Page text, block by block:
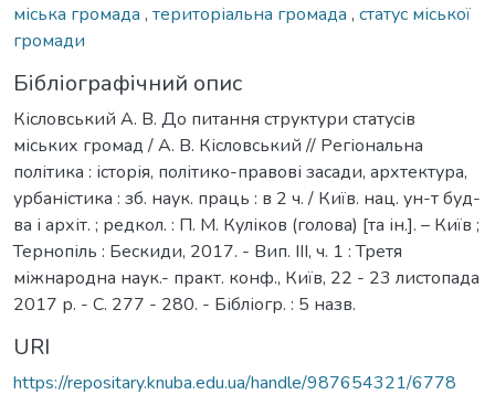
міська громада , територіальна громада , статус міської
громади
Бібліографічний опис
Кісловський А. В. До питання структури статусів
міських громад / А. В. Кісловський // Регіональна
політика : історія, політико-правові засади, архтектура,
урбаністика : зб. наук. праць : в 2 ч. / Київ. нац. ун-т буд-
ва і архіт. ; редкол. : П. М. Куліков (голова) [та ін.]. – Київ ;
Тернопіль : Бескиди, 2017. - Вип. ІІI, ч. 1 : Третя
міжнародна наук.- практ. конф., Київ, 22 - 23 листопада
2017 р. - С. 277 - 280. - Бібліогр. : 5 назв.
URI
https://repositary.knuba.edu.ua/handle/987654321/6778